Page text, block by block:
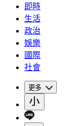
即時
生活
政治
娛樂
國際
社會
更多